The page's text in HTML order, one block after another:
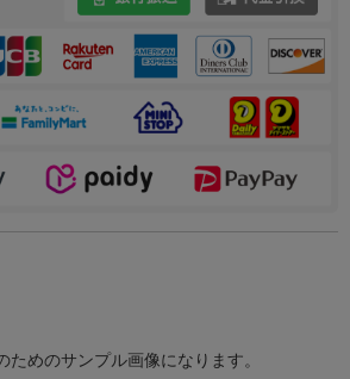
めのサンプル画像になります。